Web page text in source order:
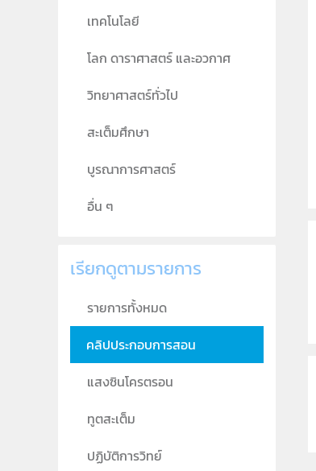
เทคโนโลยี
โลก ดาราศาสตร์ และอวกาศ
วิทยาศาสตร์ทั่วไป
สะเต็มศึกษา
บูรณาการศาสตร์
อื่น ๆ
เรียกดูตามรายการ
รายการทั้งหมด
คลิปประกอบการสอน
แสงซินโครตรอน
ทูตสะเต็ม
ปฏิบัติการวิทย์